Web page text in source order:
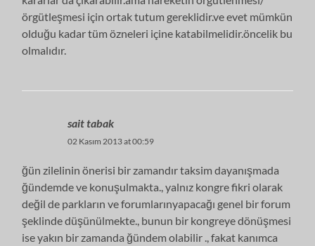
örgütleşmesi için ortak tutum gereklidir.ve evet mümkün
olduğu kadar tüm özneleri içine katabilmelidir.öncelik bu
olmalıdır.
sait tabak
02 Kasım 2013 at 00:59
ğün zilelinin önerisi bir zamandır taksim dayanışmada
ğündemde ve konuşulmakta., yalnız kongre fikri olarak
değil de parkların ve forumlarınyapacağı genel bir forum
şeklinde düşünülmekte., bunun bir kongreye dönüşmesi
ise yakın bir zamanda ğündem olabilir ., fakat kanımca